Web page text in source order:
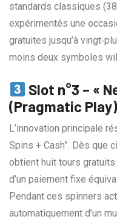
standards classiques
expérimentés une
gratuites jusqu’à
moins deux symboles
Slot n°3 – «
(Pragmatic Play)
L’innovation principale
Spins + Cash”. Dès que
obtient huit tours
d’un paiement fixe
Pendant ces spinners
automatiquement d’un